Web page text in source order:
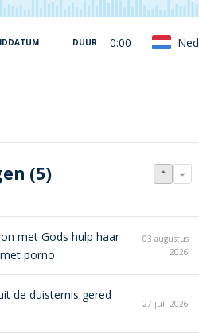
DUUR 0:00
(5)
met Gods hulp haar
porno
03 augustus
2026
de duisternis gered
27 juli 2026